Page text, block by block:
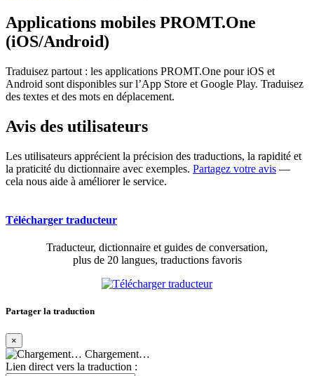
Applications mobiles PROMT.One
(iOS/Android)
Traduisez partout : les applications PROMT.One pour iOS et
Android sont disponibles sur l’App Store et Google Play. Traduisez
des textes et des mots en déplacement.
Avis des utilisateurs
Les utilisateurs apprécient la précision des traductions, la rapidité et
la praticité du dictionnaire avec exemples. Partagez votre avis —
cela nous aide à améliorer le service.
Télécharger traducteur
Traducteur, dictionnaire et guides de conversation,
plus de 20 langues, traductions favoris
Partager la traduction
×
Chargement…
Lien direct vers la traduction :